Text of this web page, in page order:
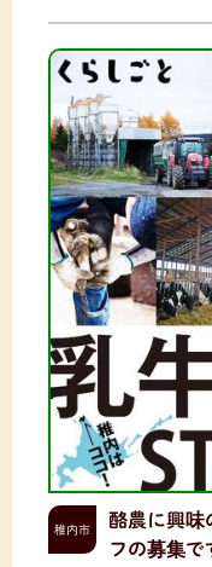
稚内市
酪農に興味
フの募集で